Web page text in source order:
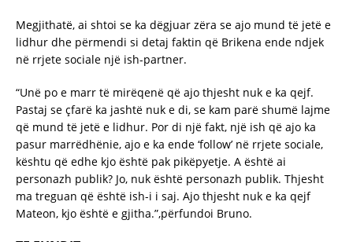
Megjithatë, ai shtoi se ka dëgjuar zëra se ajo mund të jetë e
lidhur dhe përmendi si detaj faktin që Brikena ende ndjek
në rrjete sociale një ish-partner.
“Unë po e marr të mirëqenë që ajo thjesht nuk e ka qejf.
Pastaj se çfarë ka jashtë nuk e di, se kam parë shumë lajme
që mund të jetë e lidhur. Por di një fakt, një ish që ajo ka
pasur marrëdhënie, ajo e ka ende ‘follow’ në rrjete sociale,
kështu që edhe kjo është pak pikëpyetje. A është ai
personazh publik? Jo, nuk është personazh publik. Thjesht
ma treguan që është ish-i i saj. Ajo thjesht nuk e ka qejf
Mateon, kjo është e gjitha.”,përfundoi Bruno.